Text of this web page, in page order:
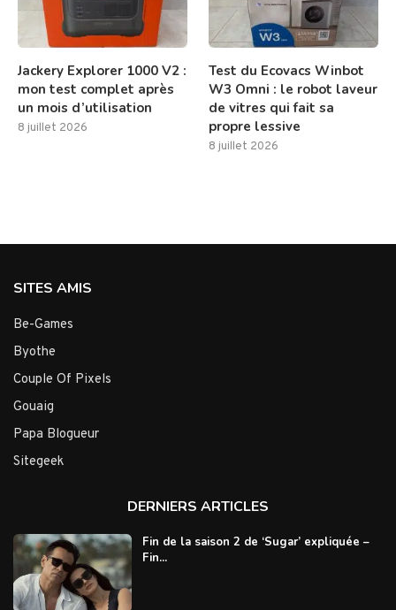
Jackery Explorer 1000 V2 :
mon test complet après
un mois d’utilisation
8 juillet 2026
Test du Ecovacs Winbot
W3 Omni : le robot laveur
de vitres qui fait sa
propre lessive
8 juillet 2026
SITES AMIS
Be-Games
Byothe
Couple Of Pixels
Gouaig
Papa Blogueur
Sitegeek
DERNIERS ARTICLES
Fin de la saison 2 de ‘Sugar’ expliquée –
Fin...